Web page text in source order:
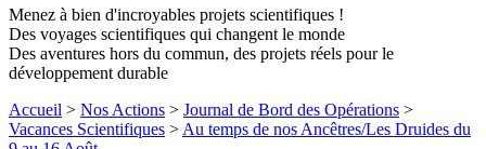
Menez à bien d'incroyables projets scientifiques !
Des voyages scientifiques qui changent le monde
Des aventures hors du commun, des projets réels pour le
développement durable
Accueil > Nos Actions > Journal de Bord des Opérations >
Vacances Scientifiques > Au temps de nos Ancêtres/Les Druides du